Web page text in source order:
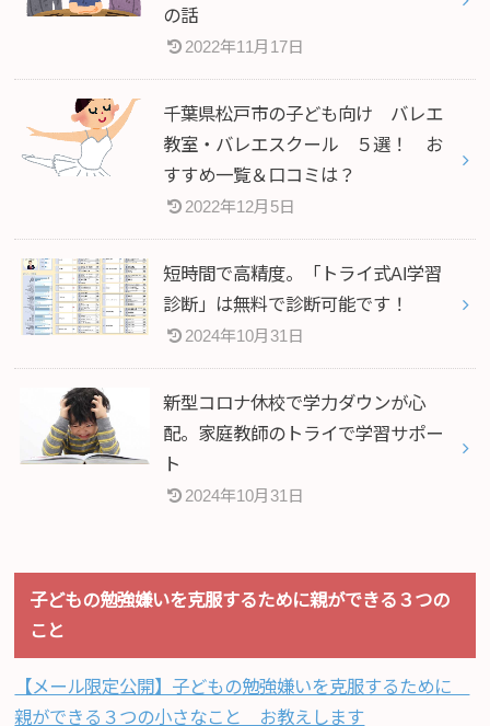
の話
2022年11月17日
千葉県松戸市の子ども向け バレエ
教室・バレエスクール ５選！ お
すすめ一覧＆口コミは？
2022年12月5日
短時間で高精度。「トライ式AI学習
診断」は無料で診断可能です！
2024年10月31日
新型コロナ休校で学力ダウンが心
配。家庭教師のトライで学習サポー
ト
2024年10月31日
子どもの勉強嫌いを克服するために親ができる３つの
こと
【メール限定公開】子どもの勉強嫌いを克服するために
親ができる３つの小さなこと お教えします